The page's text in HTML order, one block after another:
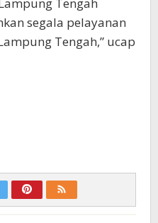
segala pelayanan
Tengah,” ucap